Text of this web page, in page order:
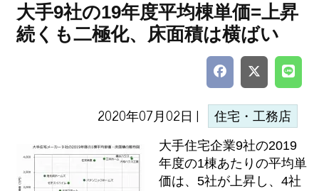
大手9社の19年度平均棟単価=上昇
続くも二極化、床面積は横ばい
2020年07月02日 | 住宅・工務店
大手住宅企業9社の2019
年度の1棟あたりの平均単
価は、5社が上昇し、4社